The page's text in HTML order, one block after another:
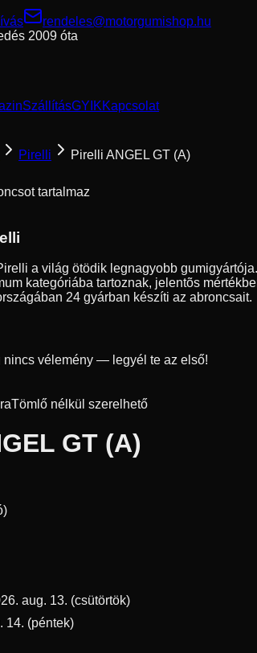
rendeles@motorgumishop.hu
2009 óta
SzállításGYIKKapcsolat
Pirelli
Pirelli ANGEL GT (A)
tartalmaz
a világ ötödik legnagyobb
kategóriába tartoznak, jelentõs
24 gyárban készíti az abroncsait.
nincs vélemény — legyél te az első!
Tömlő nélkül szerelhető
GT (A)
aug. 13. (csütörtök)
14. (péntek)